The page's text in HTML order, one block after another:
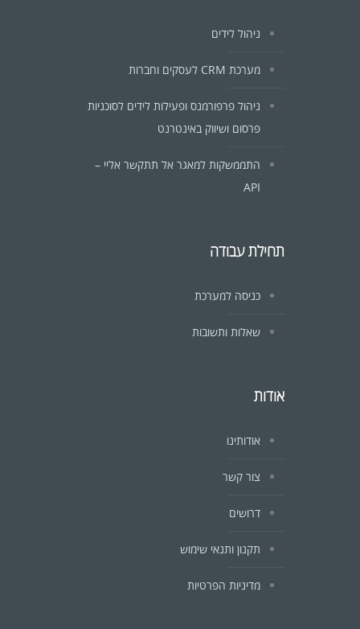
ניהול לידים
מערכת CRM לעסקים וחברות
ניהול פרפורמנס ופעילות לידים לסוכניות
פרסום ושיווק באינטרנט
התממשקות למאגר אל תתקשר אליי –
API
תחילת עבודה
כניסה למערכת
שאלות ותשובות
אודות
אודותינו
צור קשר
דרושים
תקנון ותנאי שימוש
מדיניות הפרטיות